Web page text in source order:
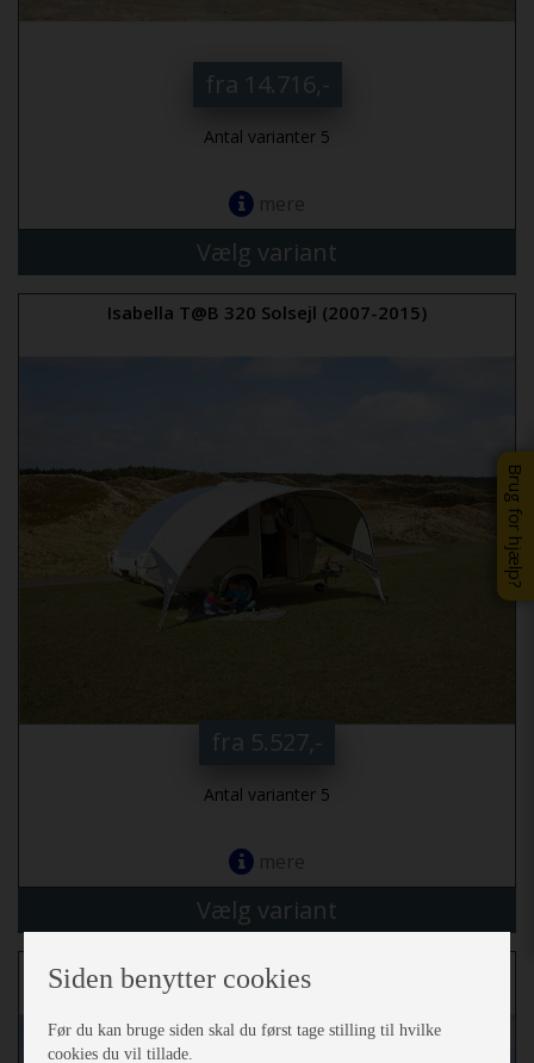
Brug for hjælp?
fra 14.716,-
Antal varianter 5
mere
Vælg variant
Isabella T@B 320 Solsejl (2007-2015)
fra 5.527,-
Antal varianter 5
mere
Vælg variant
Isabella T@B L 400 Solsejl (2007-2015)
Siden benytter cookies
Før du kan bruge siden skal du først tage stilling til hvilke
cookies du vil tillade.